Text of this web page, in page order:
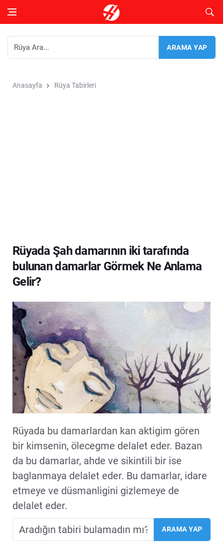
Anasayfa Rüya Tabirleri
Rüyada Şah damarının iki tarafında
bulunan damarlar Görmek Ne Anlama
Gelir?
Rüyada bu damarlardan kan aktigim gören
bir kimsenin, ölecegme delalet eder. Bazan
da bu damarlar, ahde ve sikintili bir ise
baglanmaya delalet eder. Bu damarlar, idare
etmeye ve düsmanligini gizlemeye de
delalet eder.